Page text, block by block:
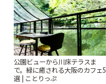
公園ビューから川床テラスま
で。緑に癒される大阪のカフェ5
選 | ことりっぷ